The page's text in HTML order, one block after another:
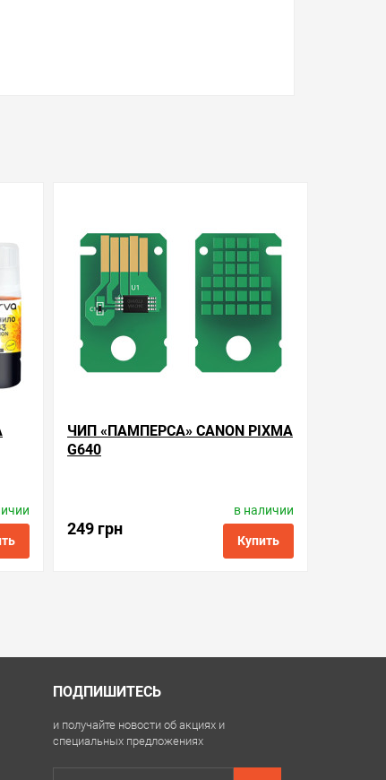
ЧИП «ПАМПЕРСА» CANON PIXMA
G640
249 грн cc.mc-g02
ПОДПИШИТЕСЬ
специальных предложениях